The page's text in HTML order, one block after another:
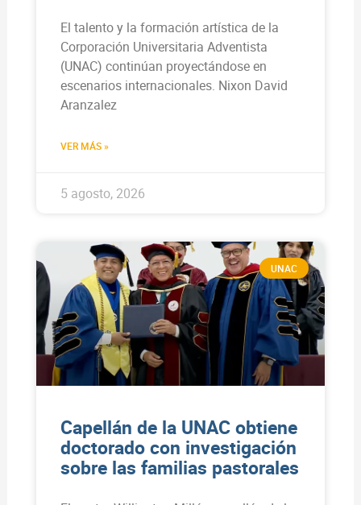
El talento y la formación artística de la
Corporación Universitaria Adventista
(UNAC) continúan proyectándose en
escenarios internacionales. Nixon David
Aranzalez
VER MÁS »
5 agosto, 2026
UNAC
Capellán de la UNAC obtiene
doctorado con investigación
sobre las familias pastorales